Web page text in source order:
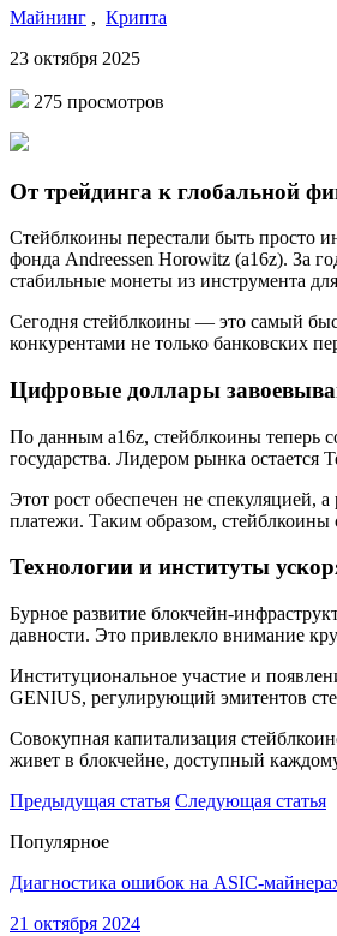
Майнинг , Крипта
23 октября 2025
275 просмотров
От трейдинга к глобальной
Стейблкоины перестали быть просто
фонда Andreessen Horowitz (a16z). За
стабильные монеты из инструмента
Сегодня стейблкоины — это самый
конкурентами не только банковских
Цифровые доллары
По данным a16z, стейблкоины теперь
государства. Лидером рынка остается
Этот рост обеспечен не
платежи. Таким образом,
Технологии и институты
Бурное развитие блокчейн-
давности. Это привлекло внимание
Институциональное участие и
GENIUS, регулирующий эмитентов
Совокупная капитализация
живет в блокчейне, доступный
Предыдущая статья Следующая статья
Популярное
Диагностика ошибок на ASIC-
21 октября 2024